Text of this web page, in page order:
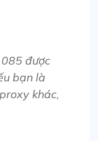
được
bạn là
khác,